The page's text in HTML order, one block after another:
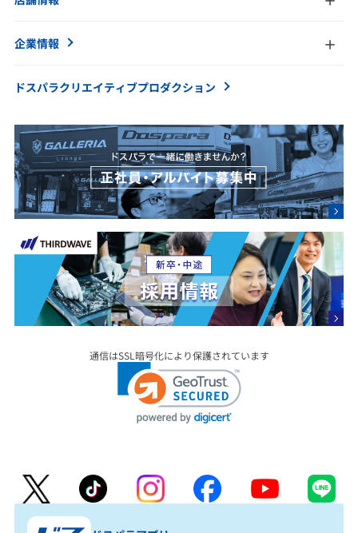
企業情報
ドスパラクリエイティブプロダクション
通信はSSL暗号化により保護されています